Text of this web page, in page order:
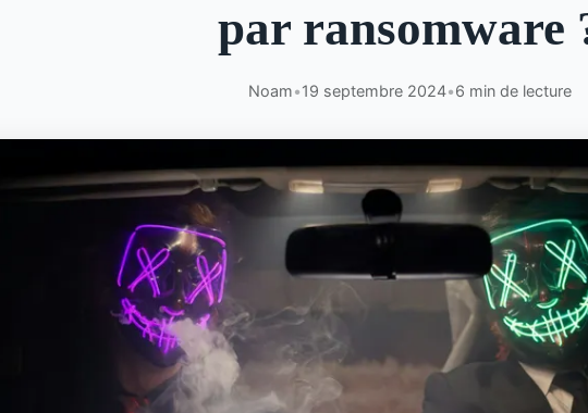
par ransomware
Noam•19 septembre 2024•6 min de lecture